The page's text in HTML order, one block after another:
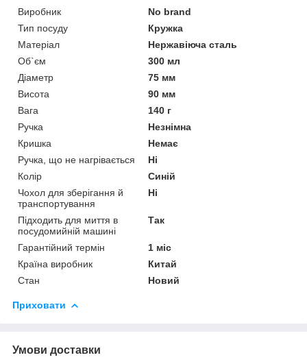
Виробник
No brand
Тип посуду
Кружка
Матеріал
Нержавіюча сталь
Об`єм
300 мл
Діаметр
75 мм
Висота
90 мм
Вага
140 г
Ручка
Незнімна
Кришка
Немає
Ручка, що не нагрівається
Ні
Колір
Синій
Чохол для зберігання й
транспортування
Ні
Підходить для миття в
посудомийній машині
Так
Гарантійний термін
1 міс
Країна виробник
Китай
Стан
Новий
Приховати
Умови доставки